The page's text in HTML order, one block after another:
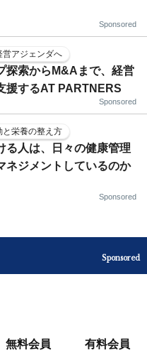
Sponsored
営アジェンダへ
探索からM&Aまで、経営
援するAT PARTNERS
Sponsored
と栄養の整え方
る人は、日々の健康管理
ネジメントしているのか
Sponsored
Sponsored
無料会員 有料会員